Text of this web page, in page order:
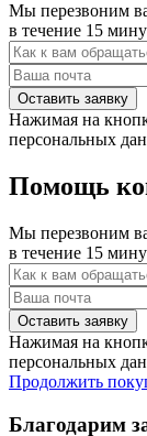
Мы перезвоним
в течение 15
Нажимая на
персональных
Помощь
Мы перезвоним
в течение 15
Нажимая на
персональных
Продолжить
Благодарим